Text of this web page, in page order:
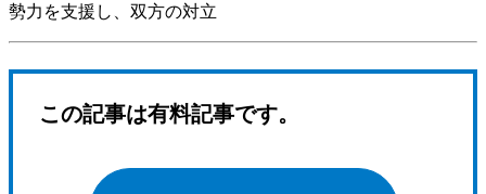
勢力を支援し、双方の対立
この記事は有料記事です。